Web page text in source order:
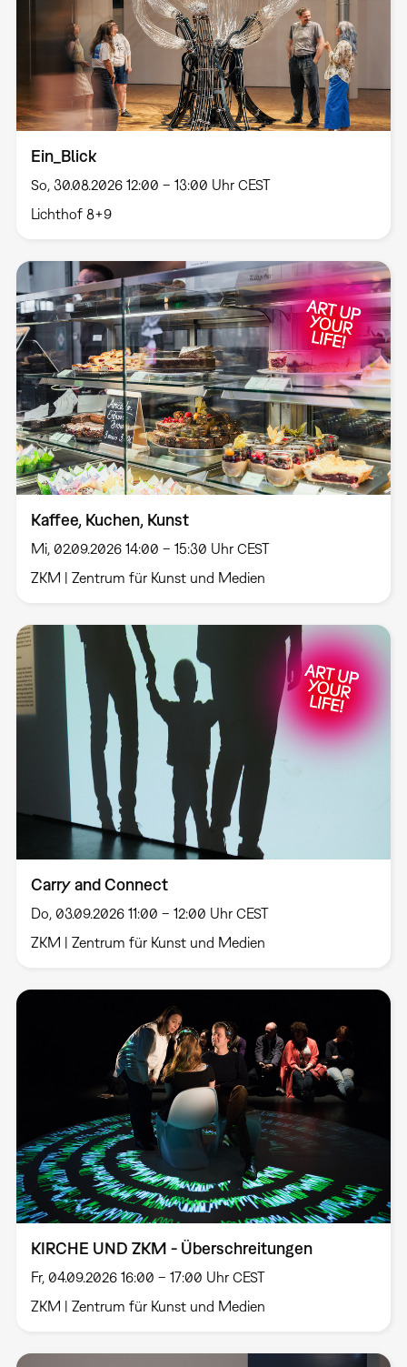
Ein_Blick
So, 30.08.2026 12:00 – 13:00 Uhr CEST
Lichthof 8+9
Kaffee, Kuchen, Kunst
Mi, 02.09.2026 14:00 – 15:30 Uhr CEST
ZKM | Zentrum für Kunst und Medien
Carry and Connect
Do, 03.09.2026 11:00 – 12:00 Uhr CEST
ZKM | Zentrum für Kunst und Medien
KIRCHE UND ZKM - Überschreitungen
Fr, 04.09.2026 16:00 – 17:00 Uhr CEST
ZKM | Zentrum für Kunst und Medien